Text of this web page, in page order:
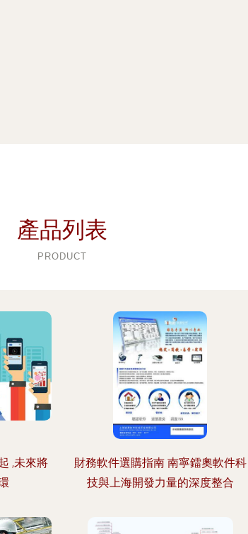
產品列表
PRODUCT
,未來將
財務軟件選購指南 南寧鐳奧軟件科
技與上海開發力量的深度整合